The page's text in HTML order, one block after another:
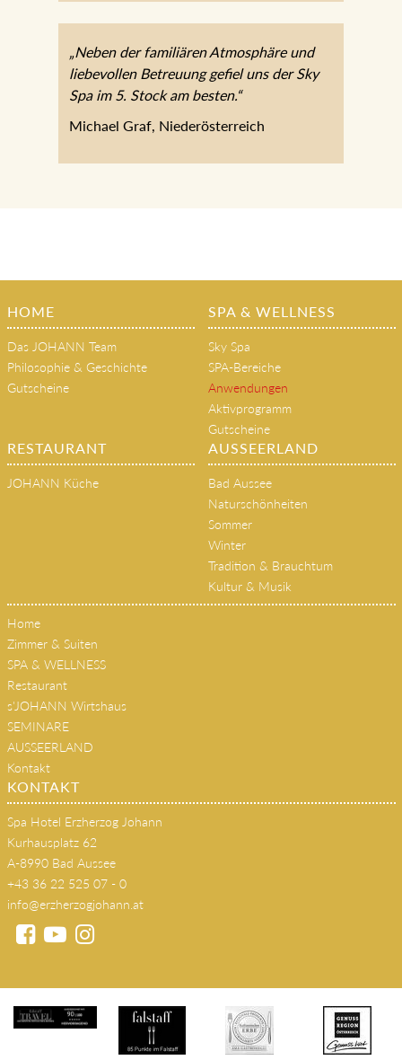
„Neben der familiären Atmosphäre und
liebevollen Betreuung gefiel uns der Sky
Spa im 5. Stock am besten.“
Michael Graf, Niederösterreich
HOME
Das JOHANN Team
Philosophie & Geschichte
Gutscheine
SPA & WELLNESS
Sky Spa
SPA-Bereiche
Anwendungen
Aktivprogramm
Gutscheine
RESTAURANT
JOHANN Küche
AUSSEERLAND
Bad Aussee
Naturschönheiten
Sommer
Winter
Tradition & Brauchtum
Kultur & Musik
Home
Zimmer & Suiten
SPA & WELLNESS
Restaurant
s'JOHANN Wirtshaus
SEMINARE
AUSSEERLAND
Kontakt
KONTAKT
Spa Hotel Erzherzog Johann
Kurhausplatz 62
A-8990 Bad Aussee
+43 36 22 525 07 - 0
info@erzherzogjohann.at